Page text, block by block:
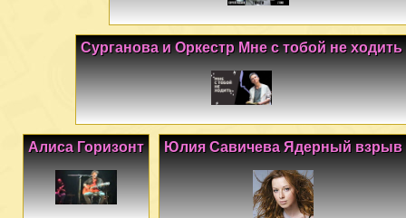
Сурганова и Оркестр Мне с тобой не ходить
Юлия Савичева Ядерный взрыв
Алиса Горизонт